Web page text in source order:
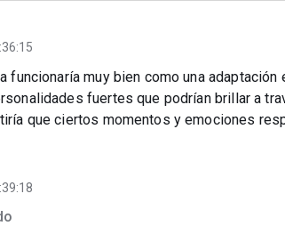
funcionaría muy bien como una
fuertes que podrían brillar a
que ciertos momentos y emociones